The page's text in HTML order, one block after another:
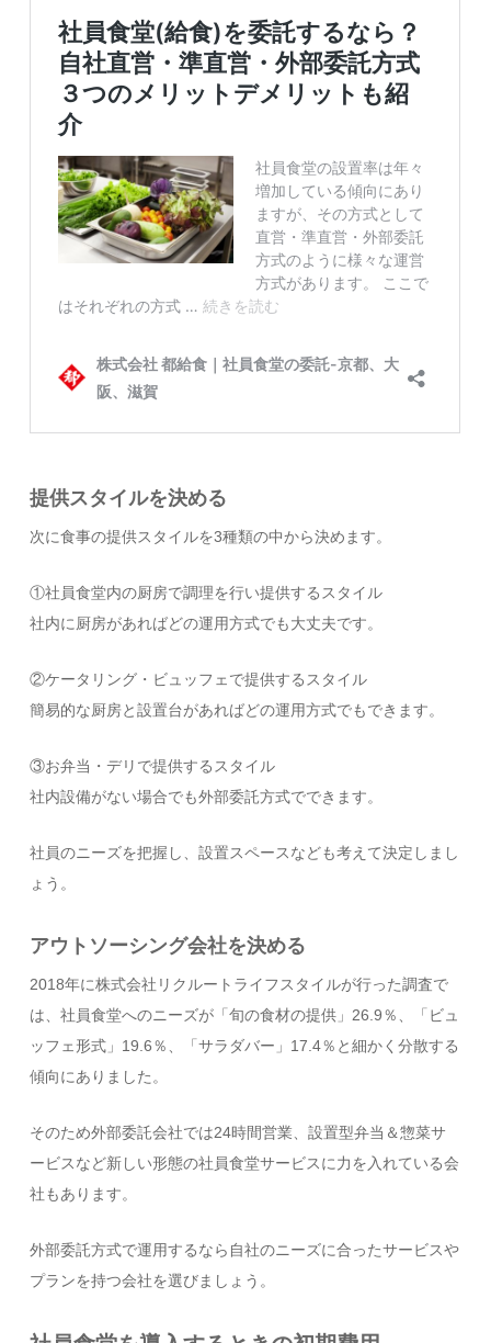
提供スタイルを決める
次に食事の提供スタイルを3種類の中から決めます。
①社員食堂内の厨房で調理を行い提供するスタイル
社内に厨房があればどの運用方式でも大丈夫です。
②ケータリング・ビュッフェで提供するスタイル
簡易的な厨房と設置台があればどの運用方式でもできます。
③お弁当・デリで提供するスタイル
社内設備がない場合でも外部委託方式でできます。
社員のニーズを把握し、設置スペースなども考えて決定しまし
ょう。
アウトソーシング会社を決める
2018年に株式会社リクルートライフスタイルが行った調査で
は、社員食堂へのニーズが「旬の食材の提供」26.9％、「ビュ
ッフェ形式」19.6％、「サラダバー」17.4％と細かく分散する
傾向にありました。
そのため外部委託会社では24時間営業、設置型弁当＆惣菜サ
ービスなど新しい形態の社員食堂サービスに力を入れている会
社もあります。
外部委託方式で運用するなら自社のニーズに合ったサービスや
プランを持つ会社を選びましょう。